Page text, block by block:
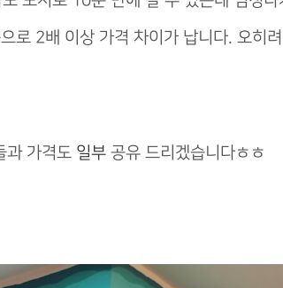
로 2배 이상 가격 차이가 납니다. 오히
과 가격도 일부 공유 드리겠습니다ㅎㅎ